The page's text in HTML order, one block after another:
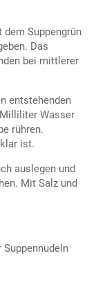
Suppengrün
Das
bei mittlerer
entstehenden
Wasser
rühren.
ist.
auslegen und
Mit Salz und
Suppennudeln